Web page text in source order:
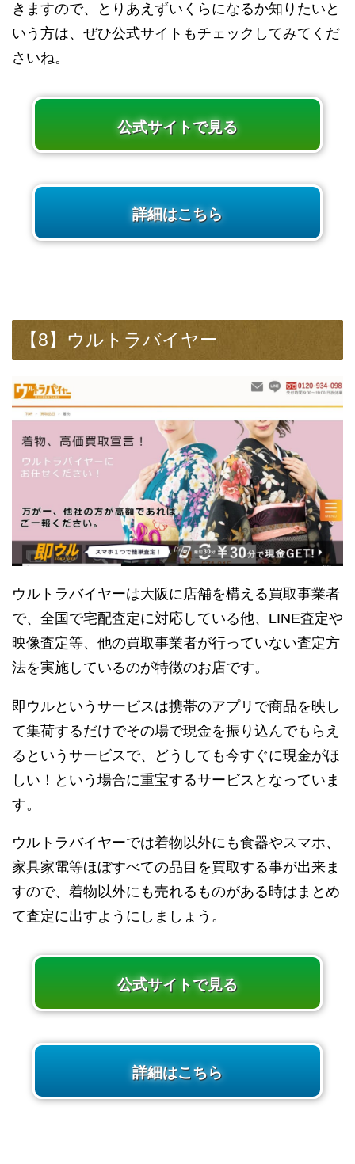
きますので、とりあえずいくらになるか知りたいと
いう方は、ぜひ公式サイトもチェックしてみてくだ
さいね。
公式サイトで見る
詳細はこちら
【8】ウルトラバイヤー
ウルトラバイヤーは大阪に店舗を構える買取事業者
で、全国で宅配査定に対応している他、LINE査定や
映像査定等、他の買取事業者が行っていない査定方
法を実施しているのが特徴のお店です。
即ウルというサービスは携帯のアプリで商品を映し
て集荷するだけでその場で現金を振り込んでもらえ
るというサービスで、どうしても今すぐに現金がほ
しい！という場合に重宝するサービスとなっていま
す。
ウルトラバイヤーでは着物以外にも食器やスマホ、
家具家電等ほぼすべての品目を買取する事が出来ま
すので、着物以外にも売れるものがある時はまとめ
て査定に出すようにしましょう。
公式サイトで見る
詳細はこちら